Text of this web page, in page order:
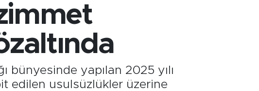
13.703 %11
bünyesinde yapılan 2025 yılı
edilen usulsüzlükler üzerine